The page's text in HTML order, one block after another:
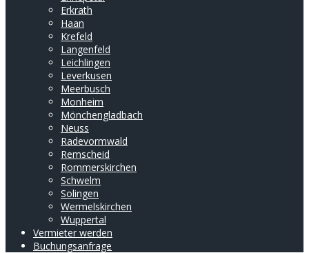
Erkrath
Haan
Krefeld
Langenfeld
Leichlingen
Leverkusen
Meerbusch
Monheim
Mönchengladbach
Neuss
Radevormwald
Remscheid
Rommerskirchen
Schwelm
Solingen
Wermelskirchen
Wuppertal
Vermieter werden
Buchungsanfrage